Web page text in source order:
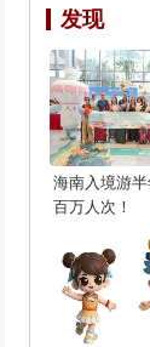
发现
海南入境游
百万人次！